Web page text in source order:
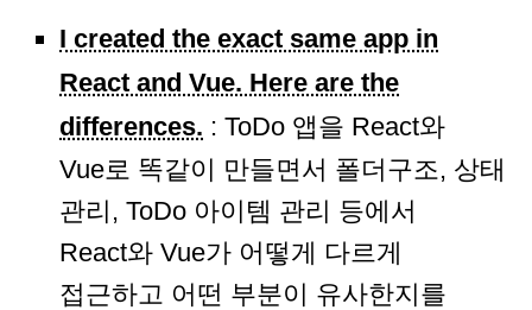
I created the exact same app in
React and Vue. Here are the
differences. : ToDo 앱을 React와
Vue로 똑같이 만들면서 폴더구조, 상태
관리, ToDo 아이템 관리 등에서
React와 Vue가 어떻게 다르게
접근하고 어떤 부분이 유사한지를